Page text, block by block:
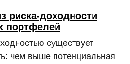
риска-доходности
портфелей
существует
чем выше потенциальная